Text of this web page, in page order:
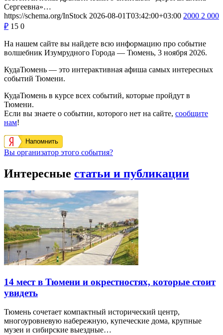
Сергеевна»…
https://schema.org/InStock 2026-08-01T03:42:00+03:00 2000 2 000
₽ 15 0
На нашем сайте вы найдете всю информацию про событие
волшебник Изумрудного Города — Тюмень, 3 ноября 2026.
КудаТюмень — это интерактивная афиша самых интересных
событий Тюмени.
КудаТюмень в курсе всех событий, которые пройдут в
Тюмени.
Если вы знаете о событии, которого нет на сайте, сообщите
нам!
Напомнить
Вы организатор этого события?
Интересные статьи и публикации
14 мест в Тюмени и окрестностях, которые стоит
увидеть
Тюмень сочетает компактный исторический центр,
многоуровневую набережную, купеческие дома, крупные
музеи и сибирские выездные…